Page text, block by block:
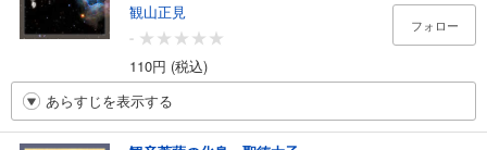
観山正見
-
110円 (税込)
フォロー
あらすじを表示する